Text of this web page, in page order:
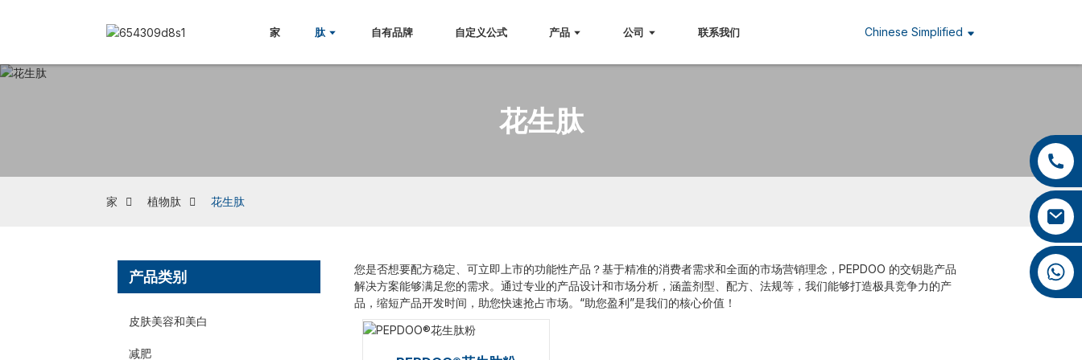
家 肽 自有品牌 自定义公式 产品 公司 联系我们 Chinese Simplified
+86 0592 5599526
+86 18965423693
花生肽
家 植物肽 花生肽
产品类别
皮肤美容和美白
减肥
您是否想要配方稳定、可立即上市的功能性产品？基于精准的消费者需求和全面的市场营销理念，PEPDOO 的交钥匙产品
解决方案能够满足您的需求。通过专业的产品设计和市场分析，涵盖剂型、配方、法规等，我们能够打造极具竞争力的产
品，缩短产品开发时间，助您快速抢占市场。“助您盈利”是我们的核心价值！